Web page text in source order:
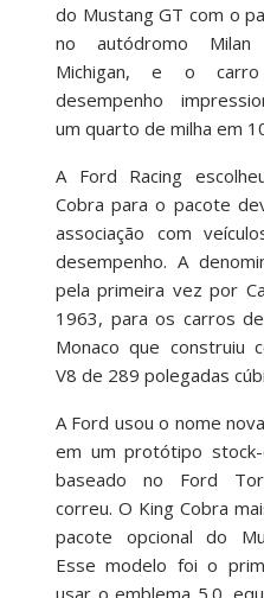
do Mustang GT com o
no autódromo Milan
Michigan, e o
desempenho
um quarto de milha em
A Ford Racing
Cobra para o pacote
associação com
desempenho. A
pela primeira vez por
1963, para os carros
Monaco que construiu
V8 de 289 polegadas
A Ford usou o nome
em um protótipo stock-
baseado no Ford
correu. O King Cobra
pacote opcional do
Esse modelo foi o
usar o emblema 5.0,